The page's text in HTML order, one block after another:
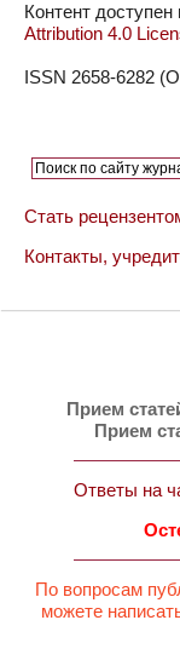
Контент
Attribution 4.0
ISSN 2658-6282
Стать
Контакты,
Прием
Прием
Ответы на
По вопросам
можете